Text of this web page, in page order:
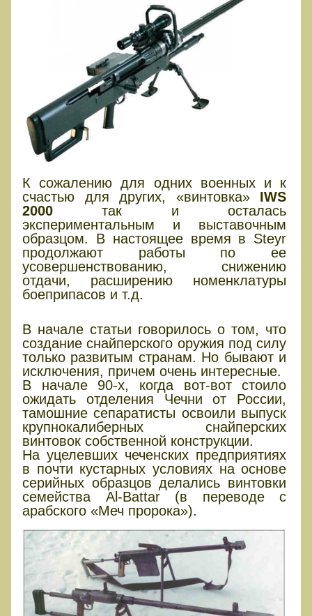
К сожалению для одних военных и к
счастью для других, «винтовка» IWS
2000 так и осталась
экспериментальным и выставочным
образцом. В настоящее время в Steyr
продолжают работы по ее
усовершенствованию, снижению
отдачи, расширению номенклатуры
боеприпасов и т.д.
В начале статьи говорилось о том, что
создание снайперского оружия под силу
только развитым странам. Но бывают и
исключения, причем очень интересные.
В начале 90-х, когда вот-вот стоило
ожидать отделения Чечни от России,
тамошние сепаратисты освоили выпуск
крупнокалиберных снайперских
винтовок собственной конструкции.
На уцелевших чеченских предприятиях
в почти кустарных условиях на основе
серийных образцов делались винтовки
семейства Al-Battar (в переводе с
арабского «Меч пророка»).